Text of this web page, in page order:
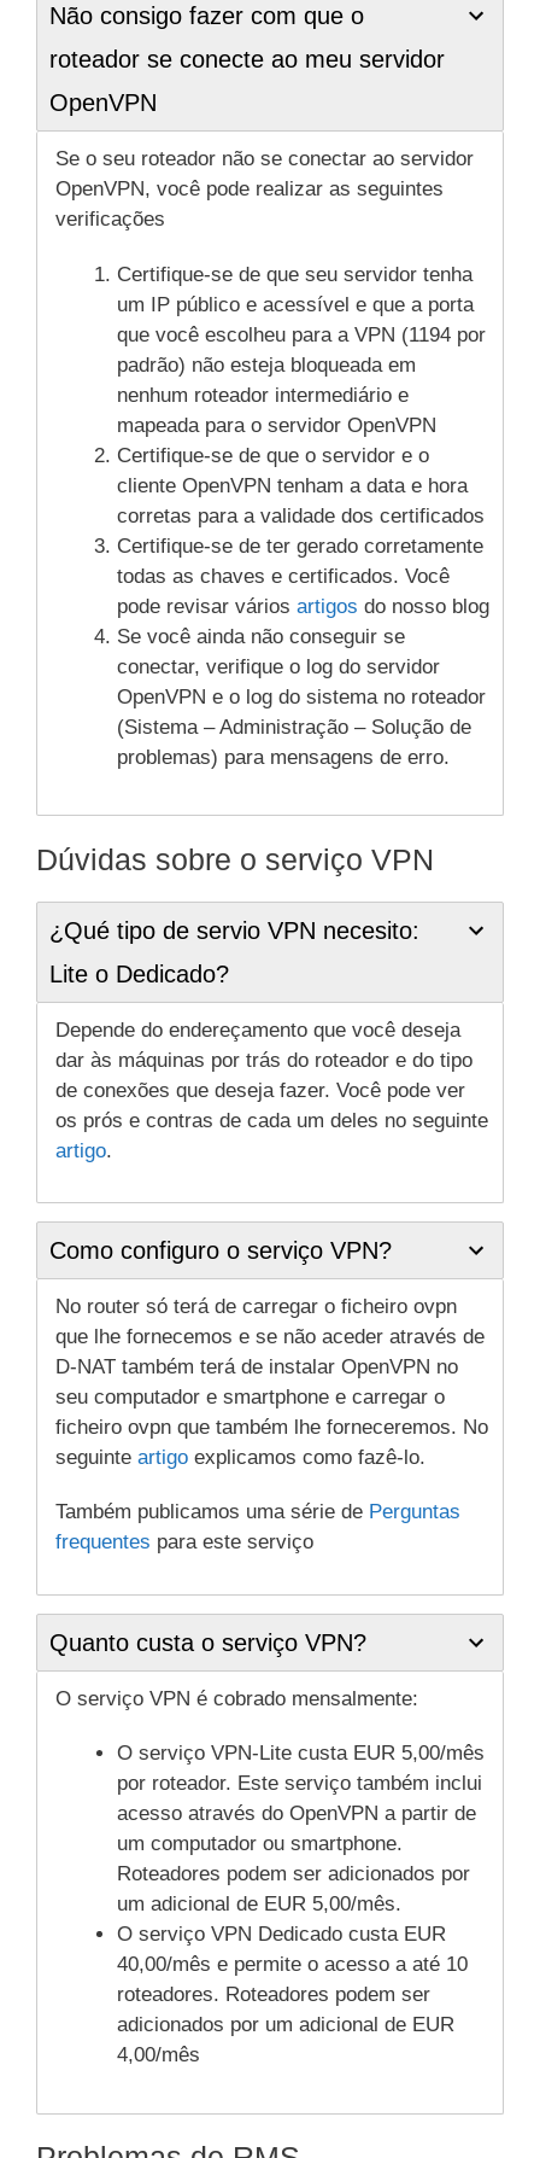
Não consigo fazer com que o
roteador se conecte ao meu servidor
OpenVPN
Se o seu roteador não se conectar ao servidor
OpenVPN, você pode realizar as seguintes
verificações
Certifique-se de que seu servidor tenha
um IP público e acessível e que a porta
que você escolheu para a VPN (1194 por
padrão) não esteja bloqueada em
nenhum roteador intermediário e
mapeada para o servidor OpenVPN
Certifique-se de que o servidor e o
cliente OpenVPN tenham a data e hora
corretas para a validade dos certificados
Certifique-se de ter gerado corretamente
todas as chaves e certificados. Você
pode revisar vários artigos do nosso blog
Se você ainda não conseguir se
conectar, verifique o log do servidor
OpenVPN e o log do sistema no roteador
(Sistema – Administração – Solução de
problemas) para mensagens de erro.
Dúvidas sobre o serviço VPN
¿Qué tipo de servio VPN necesito:
Lite o Dedicado?
Depende do endereçamento que você deseja
dar às máquinas por trás do roteador e do tipo
de conexões que deseja fazer. Você pode ver
os prós e contras de cada um deles no seguinte
artigo.
Como configuro o serviço VPN?
No router só terá de carregar o ficheiro ovpn
que lhe fornecemos e se não aceder através de
D-NAT também terá de instalar OpenVPN no
seu computador e smartphone e carregar o
ficheiro ovpn que também lhe forneceremos. No
seguinte artigo explicamos como fazê-lo.
Também publicamos uma série de Perguntas
frequentes para este serviço
Quanto custa o serviço VPN?
O serviço VPN é cobrado mensalmente:
O serviço VPN-Lite custa EUR 5,00/mês
por roteador. Este serviço também inclui
acesso através do OpenVPN a partir de
um computador ou smartphone.
Roteadores podem ser adicionados por
um adicional de EUR 5,00/mês.
O serviço VPN Dedicado custa EUR
40,00/mês e permite o acesso a até 10
roteadores. Roteadores podem ser
adicionados por um adicional de EUR
4,00/mês